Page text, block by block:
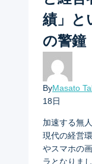
績」と
の警鐘
ByMasato
18日
加速する無
現代の経営
やスマホの
ラとなりま